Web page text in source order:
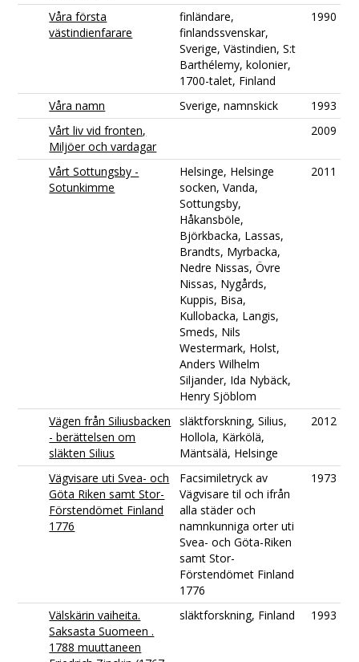
Våra första
västindienfarare
finländare,
finlandssvenskar,
Sverige, Västindien, S:t
Barthélemy, kolonier,
1700-talet, Finland
1990
Våra namn Sverige, namnskick
1993
Vårt liv vid fronten,
Miljöer och vardagar
2009
Vårt Sottungsby -
Sotunkimme
Helsinge, Helsinge
socken, Vanda,
Sottungsby,
Håkansböle,
Björkbacka, Lassas,
Brandts, Myrbacka,
Nedre Nissas, Övre
Nissas, Nygårds,
Kuppis, Bisa,
Kullobacka, Langis,
Smeds, Nils
Westermark, Holst,
Anders Wilhelm
Siljander, Ida Nybäck,
Henry Sjöblom
2011
Vägen från Siliusbacken
- berättelsen om
släkten Silius
släktforskning, Silius,
Hollola, Kärkölä,
Mäntsälä, Helsinge
2012
Vägvisare uti Svea- och
Göta Riken samt Stor-
Förstendömet Finland
1776
Facsimiletryck av
Vägvisare til och ifrån
alla städer och
namnkunniga orter uti
Svea- och Göta-Riken
samt Stor-
Förstendömet Finland
1776
1973
Välskärin vaiheita.
Saksasta Suomeen .
1788 muuttaneen
släktforskning, Finland 1993